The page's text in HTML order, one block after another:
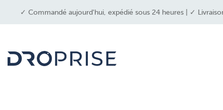
✓ Commandé aujourd'hui, expédié sous 24 heures | ✓